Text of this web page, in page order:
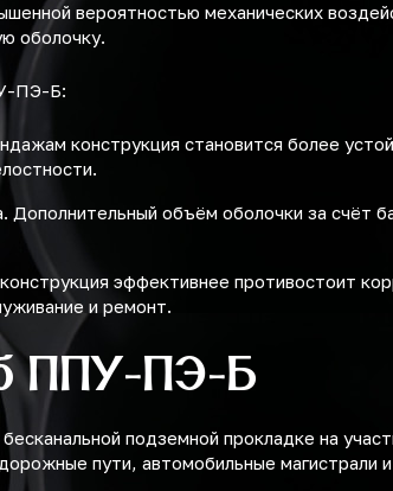
вероятностью механических
оболочку.
ПЭ-Б:
конструкция становится более
Дополнительный объём оболочки за счёт
эффективнее противостоит
и ремонт.
ППУ-ПЭ-Б
подземной прокладке на
пути, автомобильные